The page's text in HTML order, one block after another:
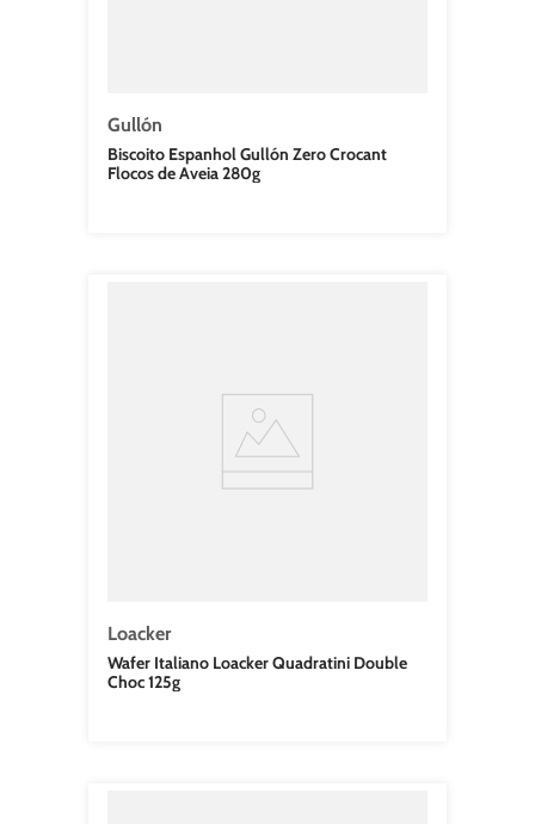
Gullón
Biscoito Espanhol Gullón Zero Crocant
Flocos de Aveia 280g
Loacker
Wafer Italiano Loacker Quadratini Double
Choc 125g